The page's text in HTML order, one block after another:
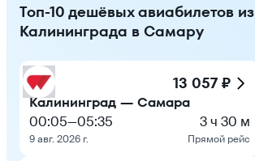
Топ-10 дешёвых авиабилетов из
Калининграда в Самару
13 057 ₽
Калининград — Самара
00:05—05:35
9 авг. 2026 г.
3 ч 30 м
Прямой рейс